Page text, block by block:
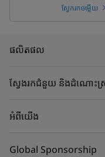
ស្វែករកចម្លើយ
ផលិតផល
ស្វែងរកជំនួយ និងដំណោះ
អំពីយើង
Global Sponsorship